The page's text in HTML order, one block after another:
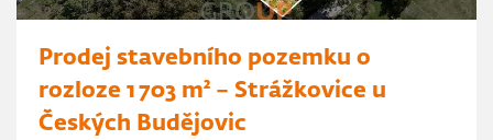
Prodej stavebního pozemku o
rozloze 1 703 m² – Strážkovice u
Českých Budějovic